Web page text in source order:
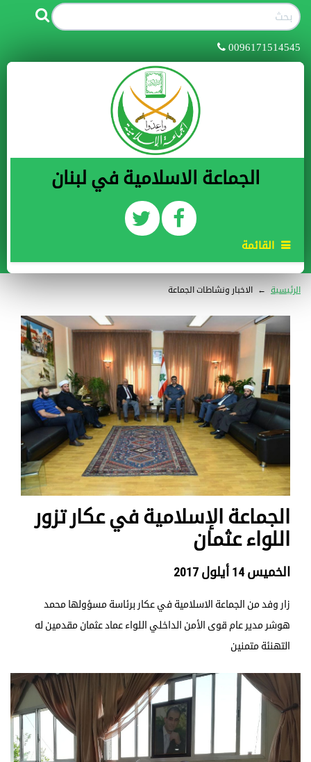
0096171514545
الجماعة الاسلامية في لبنان
القائمة
الرئيسية ← الاخبار ونشاطات الجماعة
الجماعة الإسلامية في عكار تزور
اللواء عثمان
الخميس 14 أيلول 2017
زار وفد من الجماعة الاسلامية في عكار برئاسة مسؤولها محمد
هوشر مدير عام قوى الأمن الداخلي اللواء عماد عثمان مقدمين له
التهنئة متمنين